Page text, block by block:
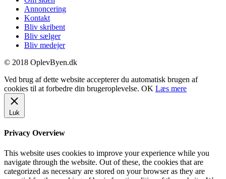
Annoncering
Kontakt
Bliv skribent
Bliv sælger
Bliv medejer
© 2018 OplevByen.dk
Ved brug af dette website accepterer du automatisk brugen af
cookies til at forbedre din brugeroplevelse. OK Læs mere
Luk
Privacy Overview
This website uses cookies to improve your experience while you
navigate through the website. Out of these, the cookies that are
categorized as necessary are stored on your browser as they are